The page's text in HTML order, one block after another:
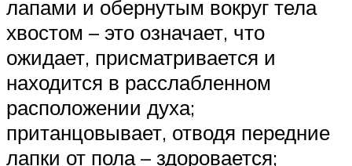
лапами и обернутым вокруг тела
хвостом – это означает, что
ожидает, присматривается и
находится в расслабленном
расположении духа;
пританцовывает, отводя передние
лапки от пола – здоровается;